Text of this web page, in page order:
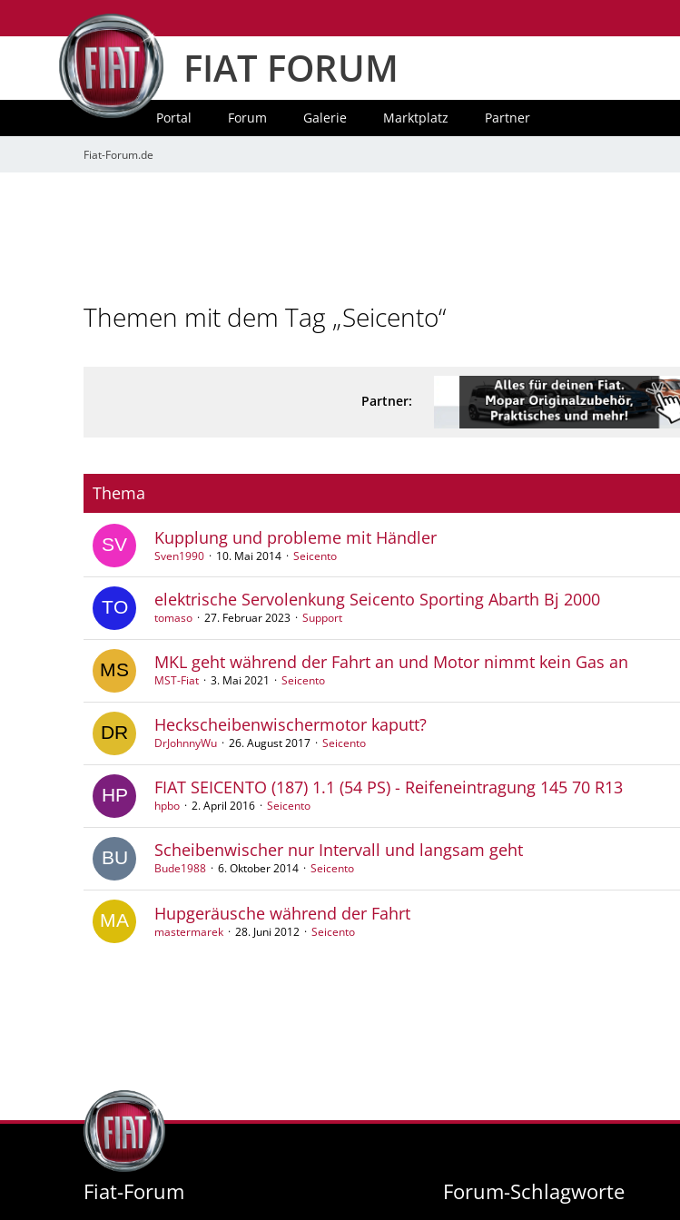
FIAT FORUM
Portal Forum Galerie Marktplatz Partner
Fiat-Forum.de
Themen mit dem Tag „Seicento“
Partner:
Thema
Kupplung und probleme mit Händler
Sven1990 10. Mai 2014 Seicento
elektrische Servolenkung Seicento Sporting Abarth Bj 2000
tomaso 27. Februar 2023 Support
MKL geht während der Fahrt an und Motor nimmt kein Gas an
MST-Fiat 3. Mai 2021 Seicento
Heckscheibenwischermotor kaputt?
DrJohnnyWu 26. August 2017 Seicento
FIAT SEICENTO (187) 1.1 (54 PS) - Reifeneintragung 145 70 R13
hpbo 2. April 2016 Seicento
Scheibenwischer nur Intervall und langsam geht
Bude1988 6. Oktober 2014 Seicento
Hupgeräusche während der Fahrt
mastermarek 28. Juni 2012 Seicento
Fiat-Forum Forum-Schlagworte